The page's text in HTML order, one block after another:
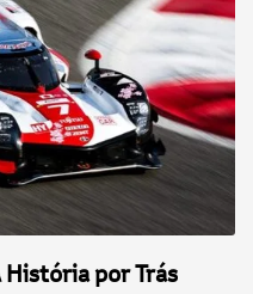
História por Trás